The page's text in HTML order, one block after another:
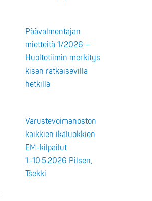
Päävalmentajan
mietteitä 1/2026 –
Huoltotiimin merkitys
kisan ratkaisevilla
hetkillä
Varustevoimanoston
kaikkien ikäluokkien
EM-kilpailut
1.-10.5.2026 Pilsen,
Tšekki